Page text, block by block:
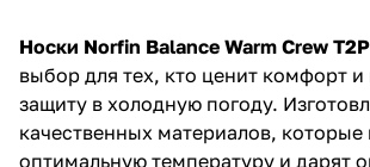
Носки Norfin Balance Warm Crew T2P
выбор для тех, кто ценит комфорт
защиту в холодную погоду.
качественных материалов,
оптимальную температуру и дарят